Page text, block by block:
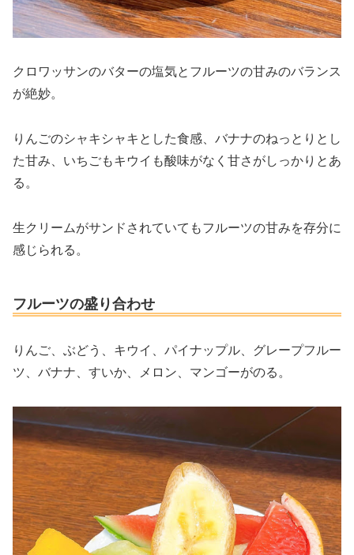
クロワッサンのバターの塩気とフルーツの甘みのバランス
が絶妙。
りんごのシャキシャキとした食感、バナナのねっとりとし
た甘み、いちごもキウイも酸味がなく甘さがしっかりとあ
る。
生クリームがサンドされていてもフルーツの甘みを存分に
感じられる。
フルーツの盛り合わせ
りんご、ぶどう、キウイ、パイナップル、グレープフルー
ツ、バナナ、すいか、メロン、マンゴーがのる。